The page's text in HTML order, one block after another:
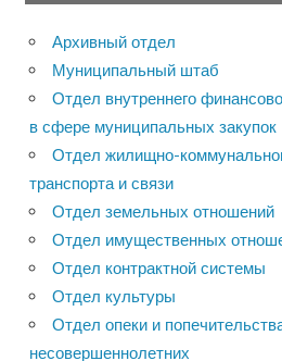
Архивный отдел
Муниципальный штаб
Отдел внутреннего
в сфере муниципальных закупок
Отдел жилищно-
транспорта и связи
Отдел земельных отношений
Отдел имущественных
Отдел контрактной системы
Отдел культуры
Отдел опеки и
несовершеннолетних